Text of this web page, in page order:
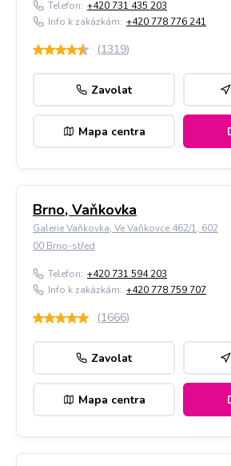
Telefon: +420 731 435 203
Info k zakázkám: +420 778 776 241
(1319)
Zavolat
Mapa centra
Brno, Vaňkovka
Galerie Vaňkovka, Ve Vaňkovce 462/1, 602
00 Brno-střed
Telefon: +420 731 594 203
Info k zakázkám: +420 778 759 707
(1666)
Zavolat
Mapa centra